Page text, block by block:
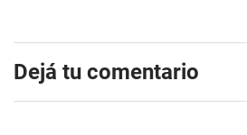
Dejá tu comentario